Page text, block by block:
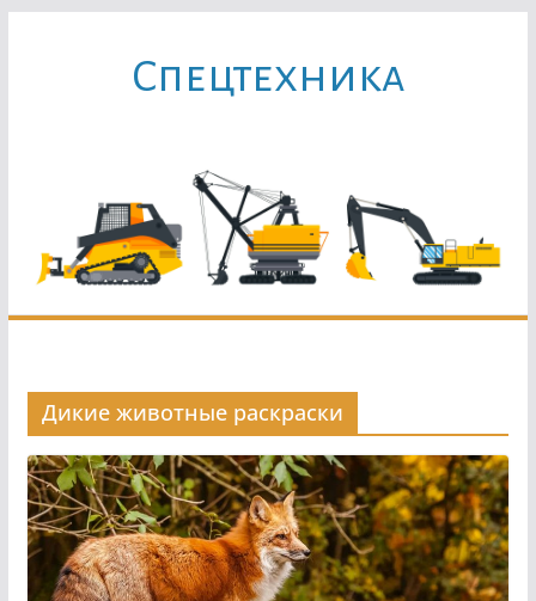
содержимомуCпецтехника
Дикие животные раскраски